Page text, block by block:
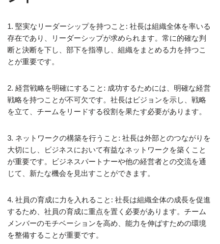
1. 堅実なリーダーシップを持つこと: 社長は組織全体を率いる
存在であり、リーダーシップが求められます。常に的確な判
断と決断を下し、部下を指導し、組織をまとめる力を持つこ
とが重要です。
2. 経営戦略を明確にすること: 成功するためには、明確な経営
戦略を持つことが不可欠です。社長はビジョンを示し、戦略
を立て、チームをリードする役割を果たす必要があります。
3. ネットワークの構築を行うこと: 社長は外部とのつながりを
大切にし、ビジネスにおいて有益なネットワークを築くこと
が重要です。ビジネスパートナーや他の経営者との交流を通
じて、新たな機会を見出すことができます。
4. 社員の育成に力を入れること: 社長は組織全体の成長を促進
するため、社員の育成に重点を置く必要があります。チーム
メンバーのモチベーションを高め、能力を伸ばすための環境
を整備することが重要です。